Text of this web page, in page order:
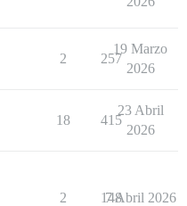
2 257
19 Marzo
2026
18 415
23 Abril
2026
2 148
7 Abril 2026